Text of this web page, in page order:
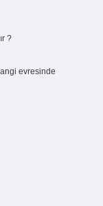
?
evresinde